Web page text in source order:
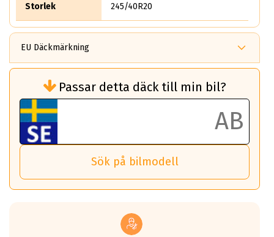
Storlek 245/40R20
EU Däckmärkning
bränsleförbrukningen)
Det ska vara en betygsskala från klass A
till G för rullmotstånd.
Ett klass A däck kommer ha 6,5% bättre
bränsleförbrukning än ett klass G däck.
Det betyder att om man kör 10,000 km,
så sparar man 50 liter bränsle med ett
vilken körstil du använder.
Passar detta däck till min bil?
Sök på bilmodell